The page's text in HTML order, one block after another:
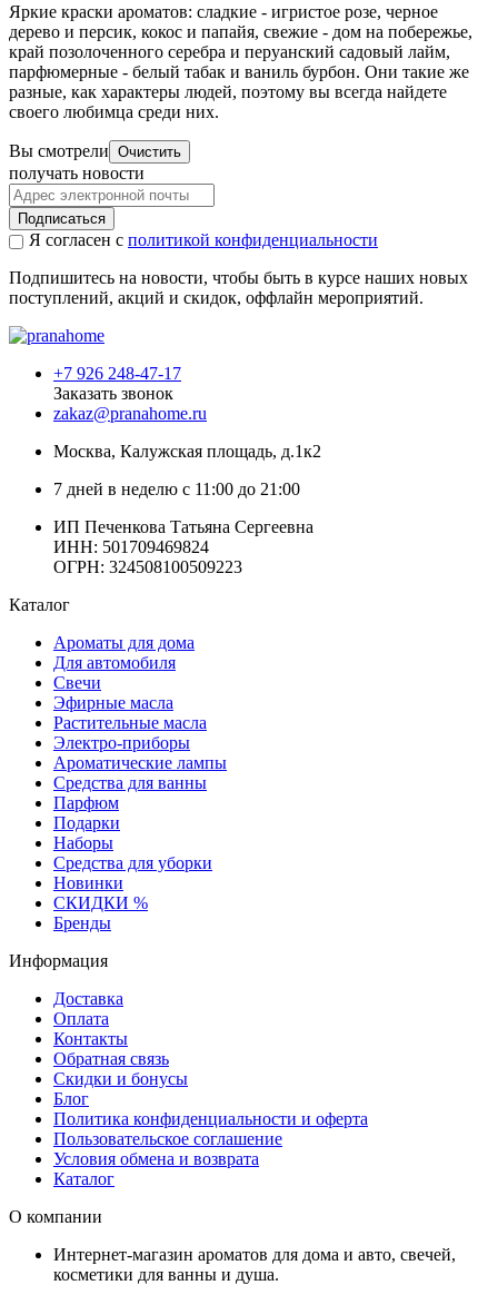
Яркие краски ароматов: сладкие - игристое розе, черное
дерево и персик, кокос и папайя, свежие - дом на побережье,
край позолоченного серебра и перуанский садовый лайм,
парфюмерные - белый табак и ваниль бурбон. Они такие же
разные, как характеры людей, поэтому вы всегда найдете
своего любимца среди них.
Вы смотрели Очистить
получать новости
Подписаться
Я согласен с политикой конфиденциальности
Подпишитесь на новости, чтобы быть в курсе наших новых
поступлений, акций и скидок, оффлайн мероприятий.
+7 926 248-47-17
Заказать звонок
zakaz@pranahome.ru
Москва, Калужская площадь, д.1к2
7 дней в неделю с 11:00 до 21:00
ИП Печенкова Татьяна Сергеевна
ИНН: 501709469824
ОГРН: 324508100509223
Каталог
Ароматы для дома
Для автомобиля
Свечи
Эфирные масла
Растительные масла
Электро-приборы
Ароматические лампы
Средства для ванны
Парфюм
Подарки
Наборы
Средства для уборки
Новинки
СКИДКИ %
Бренды
Информация
Доставка
Оплата
Контакты
Обратная связь
Скидки и бонусы
Блог
Политика конфиденциальности и оферта
Пользовательское соглашение
Условия обмена и возврата
Каталог
О компании
Интернет-магазин ароматов для дома и авто, свечей,
косметики для ванны и душа.